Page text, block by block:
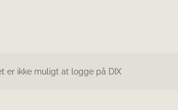
er ikke muligt at logge på DIX